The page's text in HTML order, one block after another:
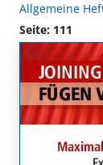
Allgemeine
Seite: 111